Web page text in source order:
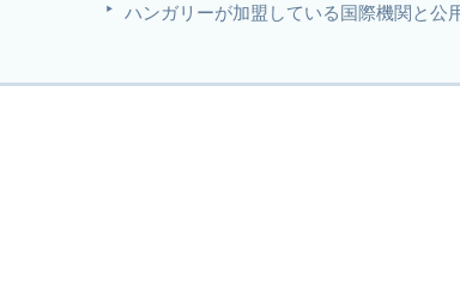
ハンガリーが加盟している国際機関と公